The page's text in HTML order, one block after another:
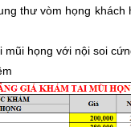
thư vòm họng khách
mũi họng với nội soi